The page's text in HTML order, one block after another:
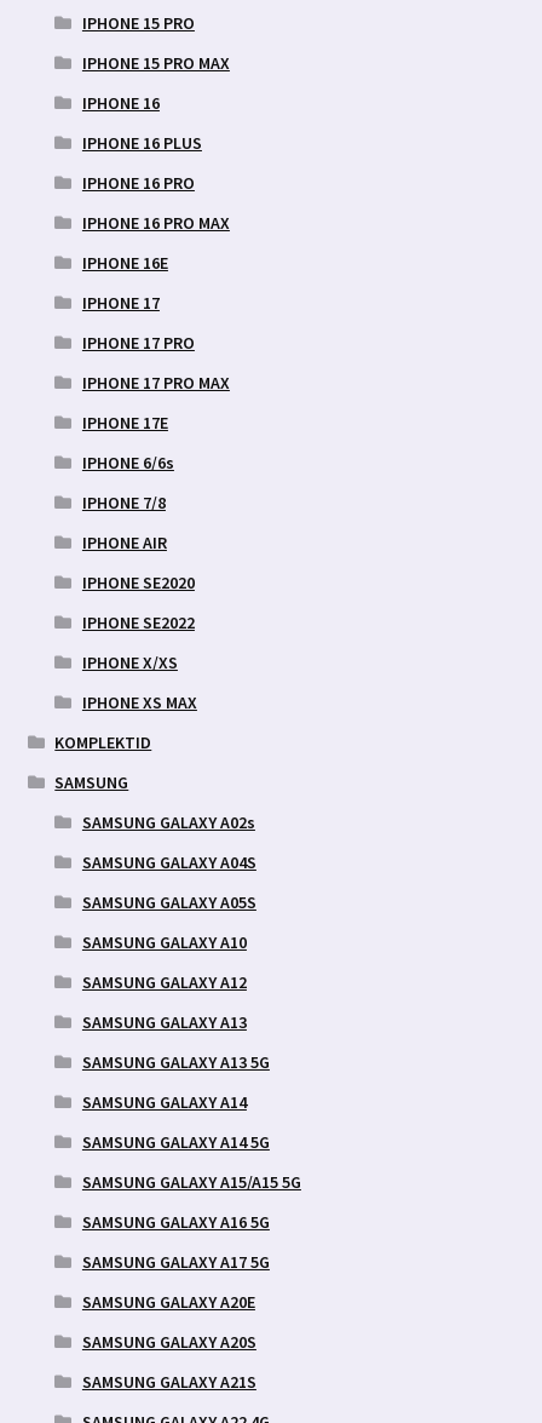
IPHONE 15 PRO
IPHONE 15 PRO MAX
IPHONE 16
IPHONE 16 PLUS
IPHONE 16 PRO
IPHONE 16 PRO MAX
IPHONE 16E
IPHONE 17
IPHONE 17 PRO
IPHONE 17 PRO MAX
IPHONE 17E
IPHONE 6/6s
IPHONE 7/8
IPHONE AIR
IPHONE SE2020
IPHONE SE2022
IPHONE X/XS
IPHONE XS MAX
KOMPLEKTID
SAMSUNG
SAMSUNG GALAXY A02s
SAMSUNG GALAXY A04S
SAMSUNG GALAXY A05S
SAMSUNG GALAXY A10
SAMSUNG GALAXY A12
SAMSUNG GALAXY A13
SAMSUNG GALAXY A13 5G
SAMSUNG GALAXY A14
SAMSUNG GALAXY A14 5G
SAMSUNG GALAXY A15/A15 5G
SAMSUNG GALAXY A16 5G
SAMSUNG GALAXY A17 5G
SAMSUNG GALAXY A20E
SAMSUNG GALAXY A20S
SAMSUNG GALAXY A21S